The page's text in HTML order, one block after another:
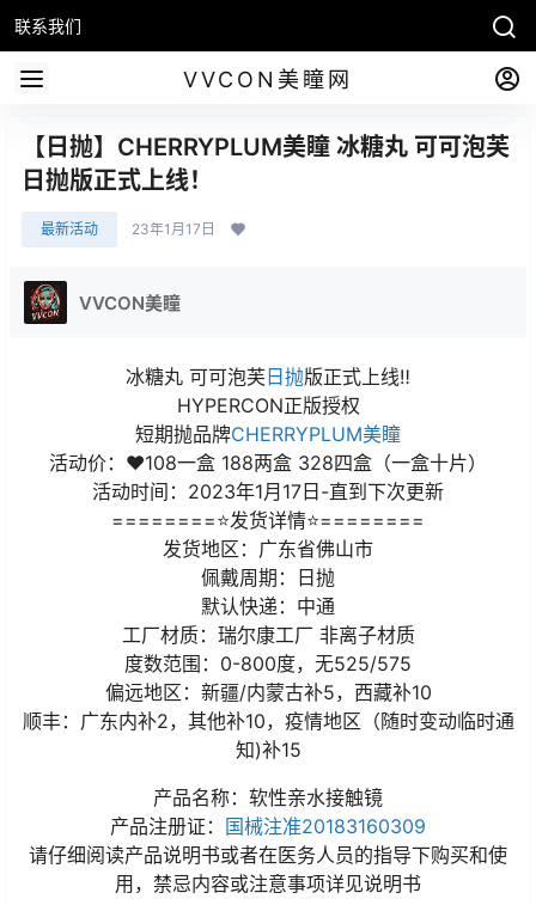
联系我们
VVCON美瞳网
【日抛】CHERRYPLUM美瞳 冰糖丸 可可泡芙
日抛版正式上线！
最新活动 23年1月17日
VVCON美瞳
冰糖丸 可可泡芙 日抛版正式上线‼️
HYPERCON正版授权
短期抛品牌CHERRYPLUM美瞳
活动价：❤️108一盒 188两盒 328四盒（一盒十片）
活动时间：2023年1月17日-直到下次更新
========⭐发货详情⭐========
发货地区：广东省佛山市
佩戴周期：日抛
默认快递：中通
工厂材质：瑞尔康工厂 非离子材质
度数范围：0-800度，无525/575
偏远地区：新疆/内蒙古补5，西藏补10
顺丰：广东内补2，其他补10，疫情地区（随时变动临时通
知)补15
产品名称：软性亲水接触镜
产品注册证： 国械注准20183160309
请仔细阅读产品说明书或者在医务人员的指导下购买和使
用，禁忌内容或注意事项详见说明书